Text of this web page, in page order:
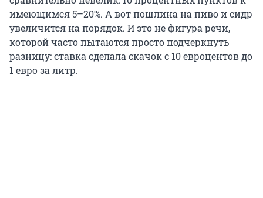
имеющимся 5–20%. А вот пошлина на пивo и сидр
увеличится на порядок. И это не фигура речи,
которой часто пытаются просто подчеркнуть
разницу: ставка сделала скачок с 10 евроцентов до
1 евро за литр.